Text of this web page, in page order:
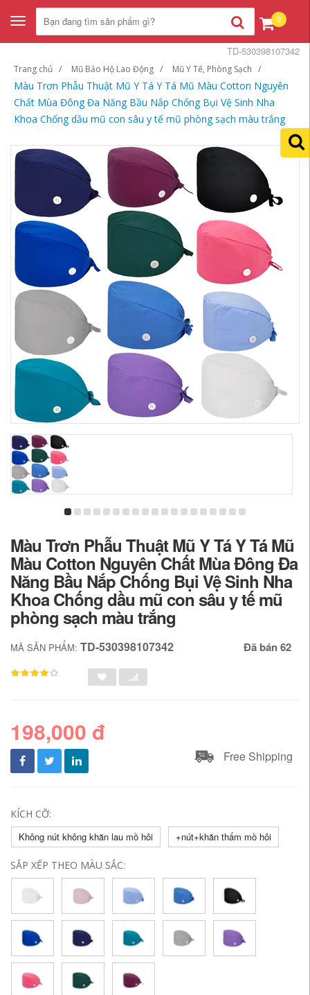
Toggle
navigation
0
Trang chủ Mũ Bảo Hộ Lao Động Mũ Y Tế, Phòng Sạch
Màu Trơn Phẫu Thuật Mũ Y Tá Y Tá Mũ Màu Cotton Nguyên
Chất Mùa Đông Đa Năng Bầu Nắp Chống Bụi Vệ Sinh Nha
Khoa Chống dầu mũ con sâu y tế mũ phòng sạch màu trắng
TD-530398107342
Màu Trơn Phẫu Thuật Mũ Y Tá Y Tá Mũ
Màu Cotton Nguyên Chất Mùa Đông Đa
Năng Bầu Nắp Chống Bụi Vệ Sinh Nha
Khoa Chống dầu mũ con sâu y tế mũ
phòng sạch màu trắng
MÃ SẢN PHẨM: TD-530398107342 Đã bán 62
198,000 đ
Free Shipping
KÍCH CỠ:
Không nút không khăn lau mồ hôi
+nút+khăn thấm mồ hôi
SẮP XẾP THEO MÀU SẮC: